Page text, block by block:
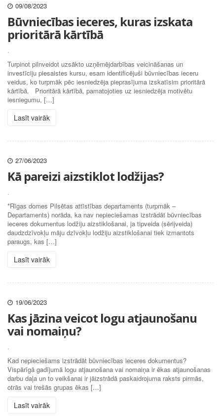
09/08/2023
Būvniecības ieceres, kuras izskata
prioritārā kārtībā
.
Turpinot pilnveidot uzsākto uzņēmējdarbības veicināšanas un
investīciju piesaistes kursu, esam identificējuši būvniecības ieceru
veidus, ko turpmāk pēc iesniedzēja pieprasījuma izskatīsim prioritārā
kārtībā. Prioritārā kārtībā, pamatojoties uz iesniedzēja motivētu
iesniegumu, […]
Lasīt vairāk
27/06/2023
Kā pareizi aizstiklot lodžijas?
.
*Rīgas domes Pilsētas attīstības departaments (turpmāk –
Departaments) norāda, ka nav nepieciešamas izstrādāt būvniecības
ieceres dokumentus lodžiju aizstiklošanai, ja tipveida (sērijveida)
daudzdzīvokļu māju dzīvokļu lodžiju aizstiklošanai tiek izmantots
paraugs, kas […]
Lasīt vairāk
19/06/2023
Kas jāzina veicot logu atjaunošanu
vai nomaiņu?
.
Kad nepieciešams izstrādāt būvniecības ieceres dokumentus?
Vispārīgā gadījumā logu atjaunošana vai nomaiņa ir ēkas atjaunošanas
darbu daļa un to veikšanai ir jāizstrādā paskaidrojuma raksts pirmās,
otrās vai trešās grupas ēkas […]
Lasīt vairāk